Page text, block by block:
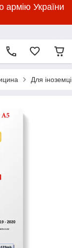
армію України
Для